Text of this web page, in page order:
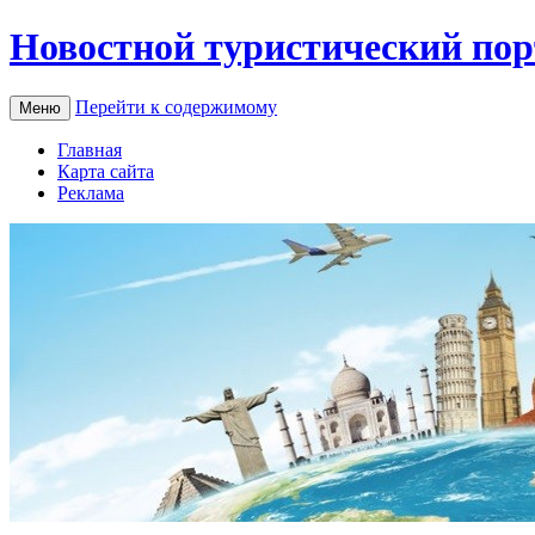
Новостной туристический
Меню Перейти к содержимому
Главная
Карта сайта
Реклама